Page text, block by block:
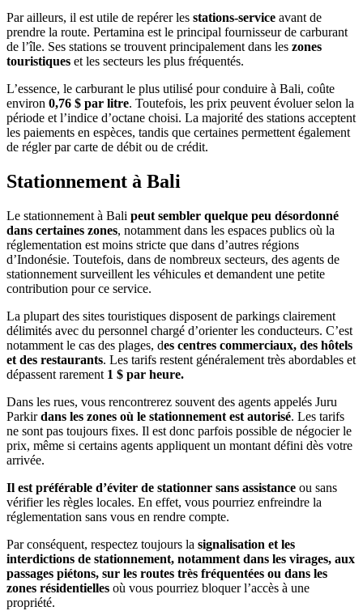
Par ailleurs, il est utile de repérer les stations-service avant de
prendre la route. Pertamina est le principal fournisseur de carburant
de l’île. Ses stations se trouvent principalement dans les zones
touristiques et les secteurs les plus fréquentés.
L’essence, le carburant le plus utilisé pour conduire à Bali, coûte
environ 0,76 $ par litre. Toutefois, les prix peuvent évoluer selon la
période et l’indice d’octane choisi. La majorité des stations acceptent
les paiements en espèces, tandis que certaines permettent également
de régler par carte de débit ou de crédit.
Stationnement à Bali
Le stationnement à Bali peut sembler quelque peu désordonné
dans certaines zones, notamment dans les espaces publics où la
réglementation est moins stricte que dans d’autres régions
d’Indonésie. Toutefois, dans de nombreux secteurs, des agents de
stationnement surveillent les véhicules et demandent une petite
contribution pour ce service.
La plupart des sites touristiques disposent de parkings clairement
délimités avec du personnel chargé d’orienter les conducteurs. C’est
notamment le cas des plages, des centres commerciaux, des hôtels
et des restaurants. Les tarifs restent généralement très abordables et
dépassent rarement 1 $ par heure.
Dans les rues, vous rencontrerez souvent des agents appelés Juru
Parkirdans les zones où le stationnement est autorisé. Les tarifs
ne sont pas toujours fixes. Il est donc parfois possible de négocier le
prix, même si certains agents appliquent un montant défini dès votre
arrivée.
Il est préférable d’éviter de stationner sans assistance ou sans
vérifier les règles locales. En effet, vous pourriez enfreindre la
réglementation sans vous en rendre compte.
Par conséquent, respectez toujours la signalisation et les
interdictions de stationnement, notamment dans les virages, aux
passages piétons, sur les routes très fréquentées ou dans les
zones résidentielles où vous pourriez bloquer l’accès à une
propriété.